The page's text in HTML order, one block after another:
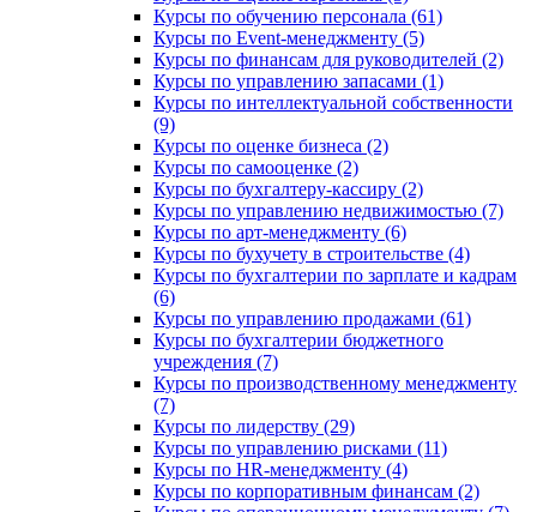
Курсы по обучению персонала (61)
Курсы по Event-менеджменту (5)
Курсы по финансам для руководителей (2)
Курсы по управлению запасами (1)
Курсы по интеллектуальной собственности
(9)
Курсы по оценке бизнеса (2)
Курсы по самооценке (2)
Курсы по бухгалтеру-кассиру (2)
Курсы по управлению недвижимостью (7)
Курсы по арт-менеджменту (6)
Курсы по бухучету в строительстве (4)
Курсы по бухгалтерии по зарплате и кадрам
(6)
Курсы по управлению продажами (61)
Курсы по бухгалтерии бюджетного
учреждения (7)
Курсы по производственному менеджменту
(7)
Курсы по лидерству (29)
Курсы по управлению рисками (11)
Курсы по HR-менеджменту (4)
Курсы по корпоративным финансам (2)